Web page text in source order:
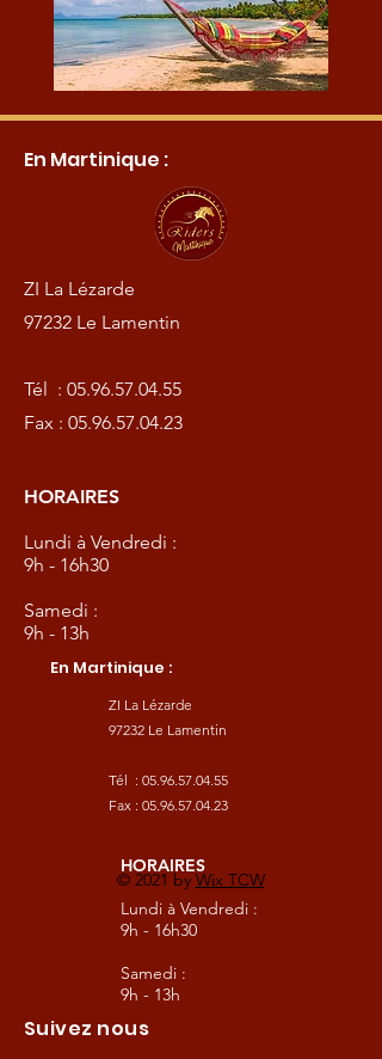
En Martinique :
ZI La Lézarde
97232 Le Lamentin
Tél : 05.96.57.04.55
Fax : 05.96.57.04.23
HORAIRES
Lundi à Vendredi :
9h - 16h30
Samedi :
9h - 13h
En Martinique :
ZI La Lézarde
97232 Le Lamentin
Tél : 05.96.57.04.55
Fax : 05.96.57.04.23
HORAIRES
Lundi à Vendredi :
9h - 16h30
Samedi :
9h - 13h
Suivez nous
© 2021 by Wix TCW